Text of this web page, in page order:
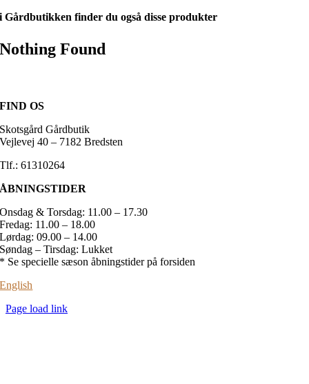
i Gårdbutikken finder du også disse produkter
Nothing Found
FIND OS
Skotsgård Gårdbutik
Vejlevej 40 – 7182 Bredsten
Tlf.: 61310264
ÅBNINGSTIDER
Onsdag & Torsdag: 11.00 – 17.30
Fredag: 11.00 – 18.00
Lørdag: 09.00 – 14.00
Søndag – Tirsdag: Lukket
* Se specielle sæson åbningstider på forsiden
English
Page load link